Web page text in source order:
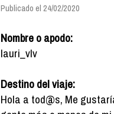
Publicado el 24/02/2020
Nombre o apodo:
lauri_vlv
Destino del viaje:
Hola a tod@s, Me